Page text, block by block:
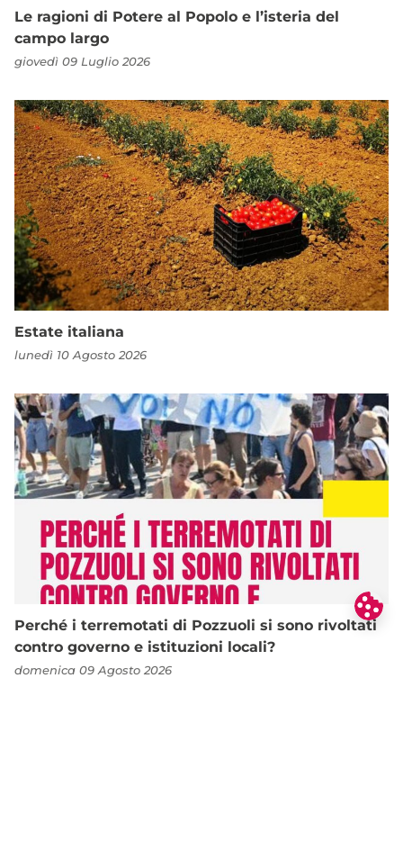
Le ragioni di Potere al Popolo e l’isteria del
campo largo
giovedì 09 Luglio 2026
Estate italiana
lunedì 10 Agosto 2026
Perché i terremotati di Pozzuoli si sono rivoltati
contro governo e istituzioni locali?
domenica 09 Agosto 2026